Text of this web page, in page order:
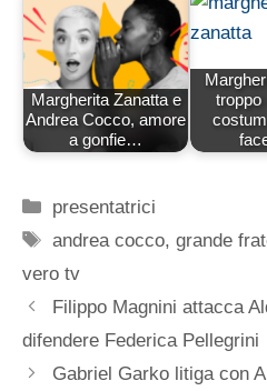
Margherita Zanatta e
Andrea Cocco, amore
a gonfie…
troppo
Categorie
presentatrici
Tag
andrea cocco,grande
vero tv
Filippo Magnini attacca
difendere Federica Pellegrini
Gabriel Garko litiga con